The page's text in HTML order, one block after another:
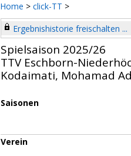
Home > click-TT >
Ergebnishistorie freischalten ...
Spielsaison 2025/26
TTV Eschborn-
Kodaimati, Mohamad
Saisonen
Verein